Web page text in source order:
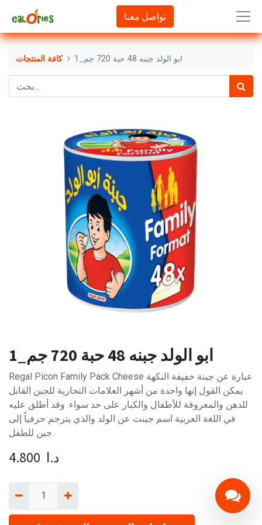
تواصل معنا
كافة المنتجات ابو الولد جبنه 48 حبة 720 جم_1
ابو الولد جبنه 48 حبة 720 جم_1
Regal Picon Family Pack Cheese عبارة عن جبنة خفيفة النكهة
يمكن القول إنها واحدة من أشهر العلامات التجارية للجبن القابل
للدهن والمعروفة للأطفال والكبار على حد سواء. وقد أطلق عليه
في اللغة العربية اسم جبنت عن الولد والذي يترجم حرفياً إلى
جبن للطفل.
4.800 د.ا